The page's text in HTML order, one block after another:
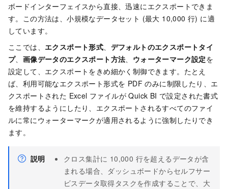
ボードインターフェイスから直接、迅速にエクスポートできま
す。この方法は、小規模なデータセット (最大 10,000 行) に適
しています。
ここでは、 エクスポート形式
デフォルトのエクスポートタイ
プ、 画像データのエクスポート方法 ウォーターマーク設定を
設定して、エクスポートをきめ細かく制御できます。たとえ
ば、利用可能なエクスポート形式を PDF のみに制限したり、エ
クスポートされた Excel ファイルが Quick BI で設定された書式
を維持するようにしたり、エクスポートされるすべてのファイ
ルに常にウォーターマークが適用されるように強制したりでき
ます。
説明
クロス集計に 10,000 行を超えるデータが含
まれる場合、ダッシュボードからセルフサー
ビスデータ取得タスクを作成することで、大